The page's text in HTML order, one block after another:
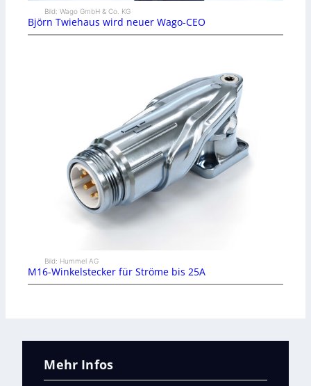
Bild: Wago GmbH & Co. KG
Björn Twiehaus wird neuer Wago-CEO
Bild: Hummel AG
M16-Winkelstecker für Ströme bis 25A
Mehr Infos